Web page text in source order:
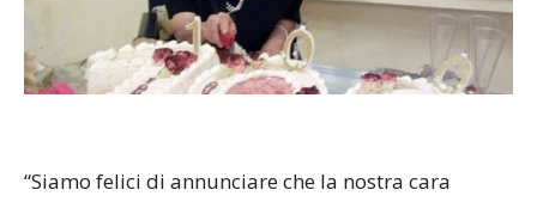
“Siamo felici di annunciare che la nostra cara